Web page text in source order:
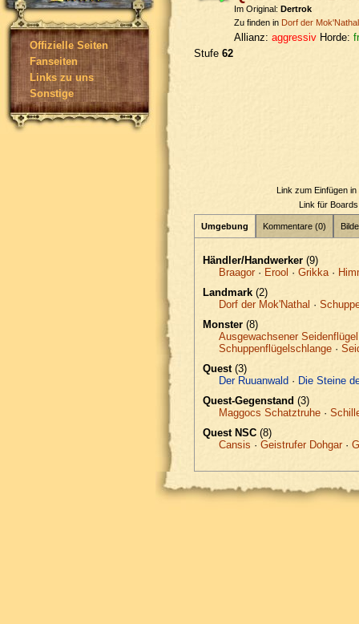
Offizielle Seiten
Fanseiten
Links zu uns
Sonstige
Im Original: Dertrok
Zu finden in Dorf der Mok'Nathal
Allianz: aggressiv Horde:
Stufe 62
Link zum Einfügen
Link für
Umgebung Kommentare (0)
Händler/Handwerker (9)
Braagor · Erool · Grikka·
Landmark (2)
Dorf der Mok'Nathal ·
Monster (8)
Ausgewachsener Seidenflügel
Schuppenflügelschlange ·
Quest(3)
Der Ruuanwald · Die Steine
Quest-Gegenstand (3)
Maggocs Schatztruhe ·
Quest NSC (8)
Cansis · Geistrufer Dohgar·